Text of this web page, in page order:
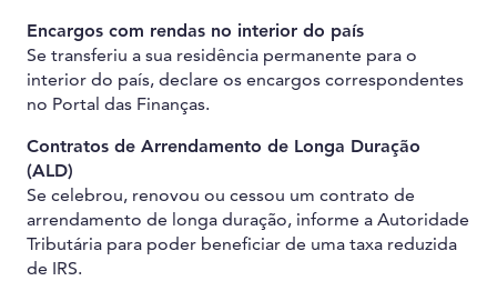
Encargos com rendas no interior do país
Se transferiu a sua residência permanente para o
interior do país, declare os encargos correspondentes
no Portal das Finanças.
Contratos de Arrendamento de Longa Duração
(ALD)
Se celebrou, renovou ou cessou um contrato de
arrendamento de longa duração, informe a Autoridade
Tributária para poder beneficiar de uma taxa reduzida
de IRS.